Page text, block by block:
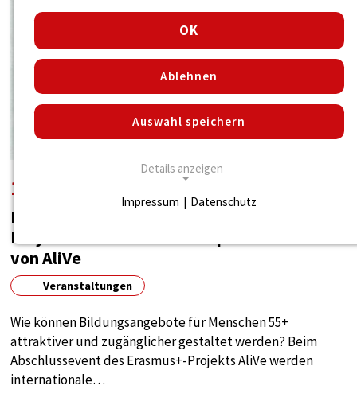
12. August 2026
Lebenslanges Lernen kennt kein Alter:
Projektabschluss und Buchpräsentation
von AliVe
Veranstaltungen
Wie können Bildungsangebote für Menschen 55+
attraktiver und zugänglicher gestaltet werden? Beim
Abschlussevent des Erasmus+-Projekts AliVe werden
internationale…
OK
Ablehnen
Auswahl speichern
Details anzeigen
Notwendige Cookies ermöglichen die
grundlegend notwendigen Funktionen für den
Betrieb der Seite.
Notwendige Cookies
Name:
cookie_consent
Impressum | Datenschutz